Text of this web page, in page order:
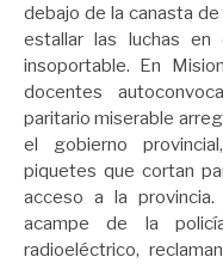
debajo de la canasta
estallar las luchas
insoportable. En
docentes
paritario miserable
el gobierno
piquetes que cortan
acceso a la
acampe de la
radioeléctrico,